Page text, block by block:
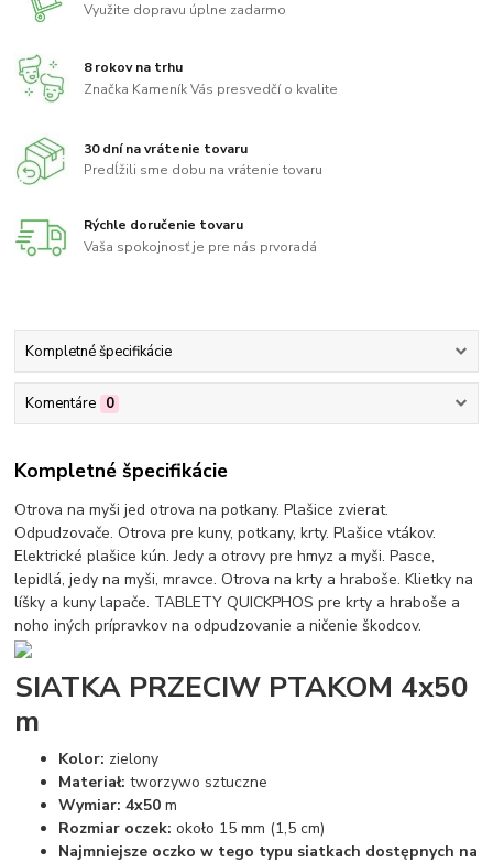
Využite dopravu úplne zadarmo
8 rokov na trhu
Značka Kameník Vás presvedčí o kvalite
30 dní na vrátenie tovaru
Predĺžili sme dobu na vrátenie tovaru
Rýchle doručenie tovaru
Vaša spokojnosť je pre nás prvoradá
Kompletné špecifikácie
Komentáre 0
Kompletné špecifikácie
Otrova na myši jed otrova na potkany. Plašice zvierat.
Odpudzovače. Otrova pre kuny, potkany, krty. Plašice vtákov.
Elektrické plašice kún. Jedy a otrovy pre hmyz a myši. Pasce,
lepidlá, jedy na myši, mravce. Otrova na krty a hraboše. Klietky na
líšky a kuny lapače. TABLETY QUICKPHOS pre krty a hraboše a
noho iných prípravkov na odpudzovanie a ničenie škodcov.
SIATKA PRZECIW PTAKOM 4x50
m
Kolor: zielony
Materiał:tworzywo sztuczne
Wymiar: 4x50 m
Rozmiar oczek:około 15 mm (1,5 cm)
Najmniejsze oczko w tego typu siatkach dostępnych na